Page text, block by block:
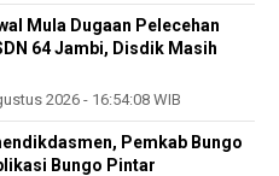
Mula Dugaan Pelecehan
64 Jambi, Disdik Masih
2026 - 16:54:08 WIB
Pemkab Bungo
Bungo Pintar